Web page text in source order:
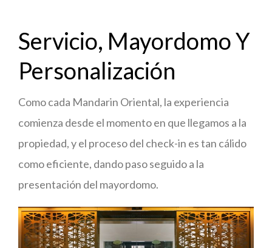
Servicio, Mayordomo Y
Personalización
Como cada Mandarin Oriental, la experiencia
comienza desde el momento en que llegamos a la
propiedad, y el proceso del check-in es tan cálido
como eficiente, dando paso seguido a la
presentación del mayordomo.